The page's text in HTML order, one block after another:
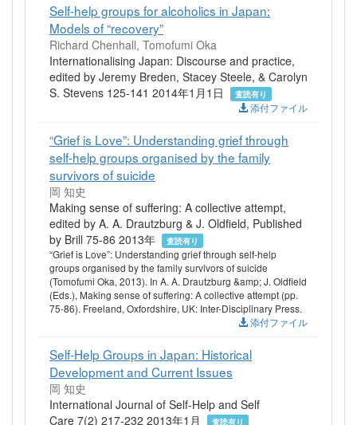
Self-help groups for alcoholics in Japan:
Models of “recovery”
Richard Chenhall, Tomofumi Oka
Internationalising Japan: Discourse and practice,
edited by Jeremy Breden, Stacey Steele, & Carolyn
S. Stevens 125-141 2014年1月1日
査読有り
添付ファイル
“Grief is Love”: Understanding grief through
self-help groups organised by the family
survivors of suicide
岡 知史
Making sense of suffering: A collective attempt,
edited by A. A. Drautzburg & J. Oldfield, Published
by Brill 75-86 2013年
査読有り
“Grief is Love”: Understanding grief through self-help
groups organised by the family survivors of suicide
(Tomofumi Oka, 2013). In A. A. Drautzburg &amp; J. Oldfield
(Eds.), Making sense of suffering: A collective attempt (pp.
75-86). Freeland, Oxfordshire, UK: Inter-Disciplinary Press.
添付ファイル
Self-Help Groups in Japan: Historical
Development and Current Issues
岡 知史
International Journal of Self-Help and Self
Care 7(2) 217-232 2013年1月
査読有り